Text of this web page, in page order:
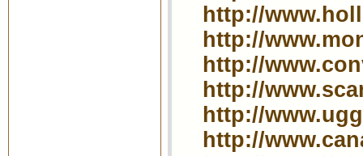
http://
http://
http://
http://
http://
http://